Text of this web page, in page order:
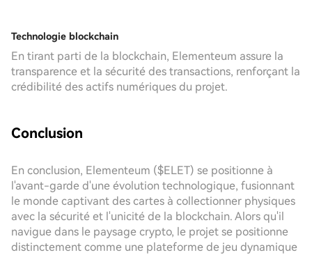
Technologie blockchain
En tirant parti de la blockchain, Elementeum assure la
transparence et la sécurité des transactions, renforçant la
crédibilité des actifs numériques du projet.
Conclusion
En conclusion, Elementeum ($ELET) se positionne à
l'avant-garde d'une évolution technologique, fusionnant
le monde captivant des cartes à collectionner physiques
avec la sécurité et l'unicité de la blockchain. Alors qu'il
navigue dans le paysage crypto, le projet se positionne
distinctement comme une plateforme de jeu dynamique